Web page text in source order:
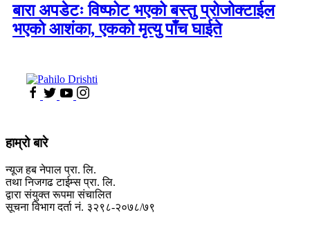
बारा अपडेटः विष्फोट भएको बस्तु प्रोजोक्टाईल
भएको आशंका, एकको मृत्यु पाँच घाईते
हाम्रो बारे
न्यूज हब नेपाल प्रा. लि.
तथा निजगढ टाईम्स प्रा. लि.
द्वारा संयुक्त रूपमा संचालित
सूचना विभाग दर्ता नं. ३२९८-२०७८/७९